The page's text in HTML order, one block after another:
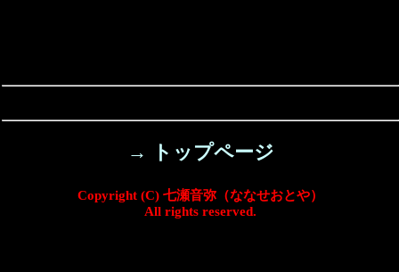
→ トップページ
Copyright (C) 七瀬音弥（ななせおとや）
All rights reserved.